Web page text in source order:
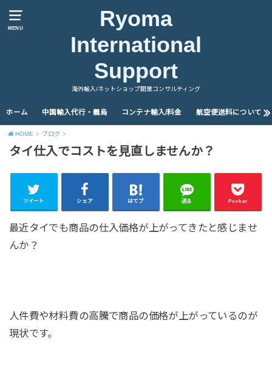
MENU
Ryoma
International
Support
海外輸入/ネットショップ開業コンサルティング
ホーム 中国輸入代行・義烏 コンテナ輸入/料金 航空便送料について
HOME ブログ
タイ仕入でコストを見直しませんか？
ツイート シェア はてブ 送る Pocket
最近タイでも商品の仕入価格が上がってきたと感じませ
んか？
人件費や材料費の高騰で商品の価格が上がっているのが
現状です。